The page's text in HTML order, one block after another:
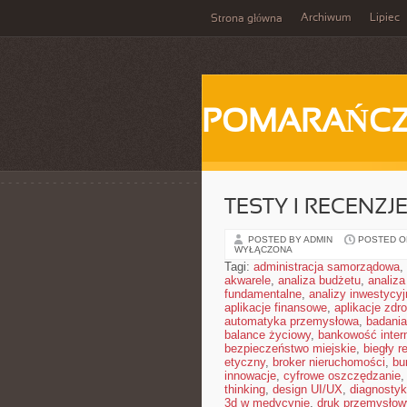
Strona główna Archiwum Lipiec
TESTY I
POSTED BY ADMIN POSTED
WYŁĄCZONA
Tagi: administracja samorządowa,
akwarele, analiza budżetu,
fundamentalne, analizy
aplikacje finansowe, aplikacje
automatyka przemysłowa,
balance życiowy, bankowość
bezpieczeństwo miejskie, biegły
etyczny, broker nieruchomości,
innowacje, cyfrowe oszczędzanie,
thinking, design UI/UX,
3d w medycynie, druk